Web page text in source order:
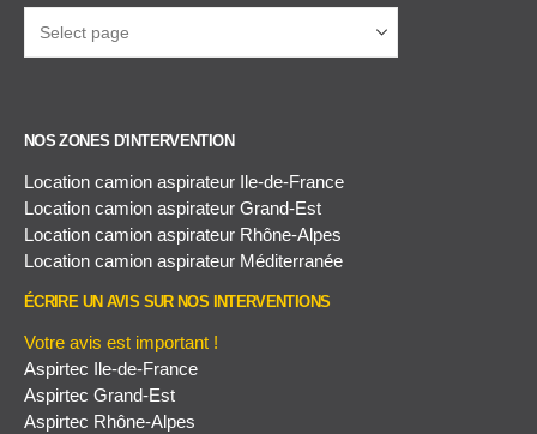
NOS ZONES D'INTERVENTION
Location camion aspirateur Ile-de-France
Location camion aspirateur Grand-Est
Location camion aspirateur Rhône-Alpes
Location camion aspirateur Méditerranée
ÉCRIRE UN AVIS SUR NOS INTERVENTIONS
Votre avis est important !
Aspirtec Ile-de-France
Aspirtec Grand-Est
Aspirtec Rhône-Alpes